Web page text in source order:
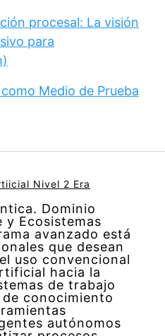
procesal: La visión
para
Medio de Prueba
Nivel 2 Era
Dominio
y Ecosistemas
avanzado está
que desean
uso convencional
hacia la
de trabajo
conocimiento
autónomos